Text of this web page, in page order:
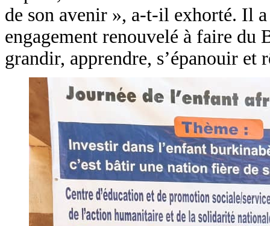
de son avenir », a-t-il exhorté. Il
engagement renouvelé à faire du
grandir, apprendre, s’épanouir